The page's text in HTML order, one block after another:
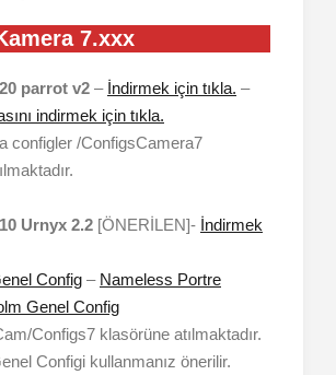
7.xxx
parrot v2 – İndirmek için tıkla. –
indirmek için tıkla.
configler /ConfigsCamera7
Urnyx 2.2 [ÖNERİLEN]- İndirmek
Config – Nameless Portre
Genel Config
Configs7 klasörüne atılmaktadır.
Configi kullanmanız önerilir.